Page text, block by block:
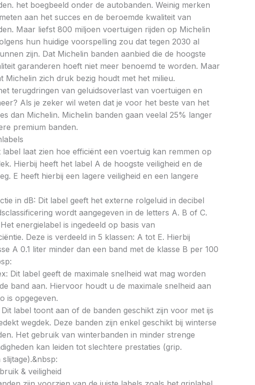
het boegbeeld onder de autobanden. Weinig merken
aan het succes en de beroemde kwaliteit van
Maar liefst 800 miljoen voertuigen rijden op Michelin
hun huidige voorspelling zou dat tegen 2030 al
zijn. Dat Michelin banden aanbied die de hoogste
garanderen hoeft niet meer benoemd te worden. Maar
Michelin zich druk bezig houdt met het milieu.
terugdringen van geluidsoverlast van voertuigen en
Als je zeker wil weten dat je voor het beste van het
dan Michelin. Michelin banden gaan veelal 25% langer
premium banden.
label laat zien hoe efficiënt een voertuig kan remmen op
Hierbij heeft het label A de hoogste veiligheid en de
E heeft hierbij een lagere veiligheid en een langere
in dB: Dit label geeft het externe rolgeluid in decibel
wordt aangegeven in de letters A. B of C.
energielabel is ingedeeld op basis van
Deze is verdeeld in 5 klassen: A tot E. Hierbij
A 0.1 liter minder dan een band met de klasse B per 100
Dit label geeft de maximale snelheid wat mag worden
band aan. Hiervoor houdt u de maximale snelheid aan
is opgegeven.
label toont aan of de banden geschikt zijn voor met ijs
wegdek. Deze banden zijn enkel geschikt bij winterse
Het gebruik van winterbanden in minder strenge
kan leiden tot slechtere prestaties (grip.
& veiligheid